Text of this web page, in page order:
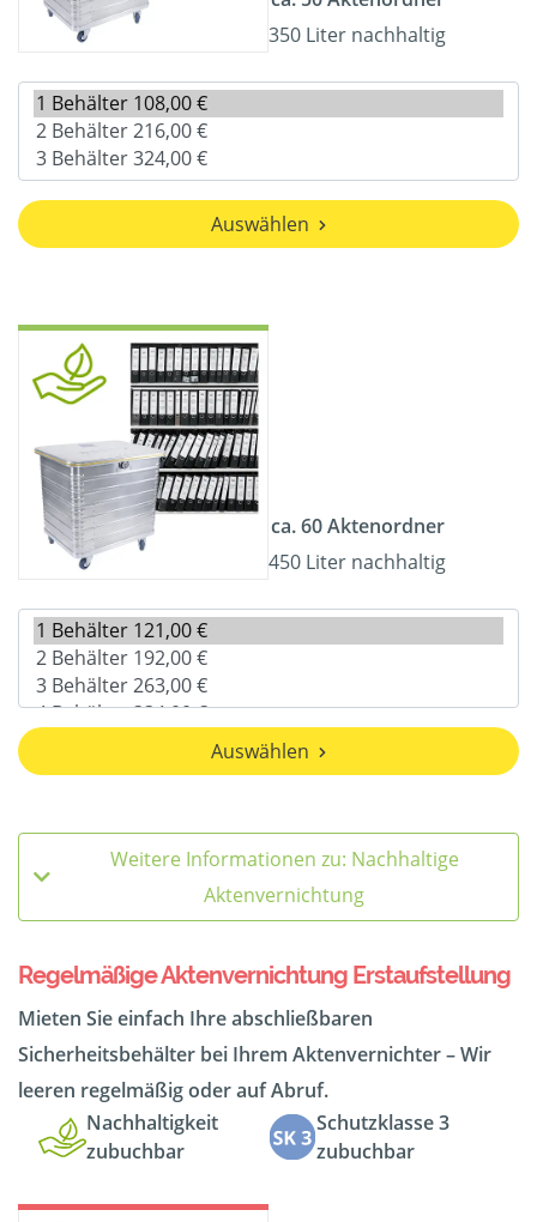
350 Liter nachhaltig
Auswählen
ca. 60 Aktenordner
450 Liter nachhaltig
Auswählen
Weitere Informationen zu: Nachhaltige
Aktenvernichtung
Regelmäßige Aktenvernichtung Erstaufstellung
Mieten Sie einfach Ihre abschließbaren
Sicherheitsbehälter bei Ihrem Aktenvernichter – Wir
leeren regelmäßig oder auf Abruf.
Nachhaltigkeit
zubuchbar
Schutzklasse 3
zubuchbar